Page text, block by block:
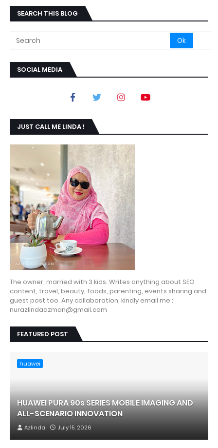
SEARCH THIS BLOG
SOCIAL MEDIA
JUST CALL ME LINDA !
The owner, married with 3 kids. Writes anything about SEO
content, travel, beauty, foods, parenting, events sharing and
guest post too. Any collaboration, kindly email me :
nurazlindaazman@gmail.com
FEATURED POST
huawei
HUAWEI PURA 90s SERIES MOBILE IMAGING AND
ALL-SCENARIO INNOVATION
Azlinda July 15, 2026